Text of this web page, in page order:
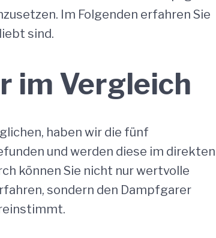
Im Folgenden erfahren Sie
sind.
im Vergleich
haben wir die fünf
und werden diese im direkten
können Sie nicht nur wertvolle
sondern den Dampfgarer